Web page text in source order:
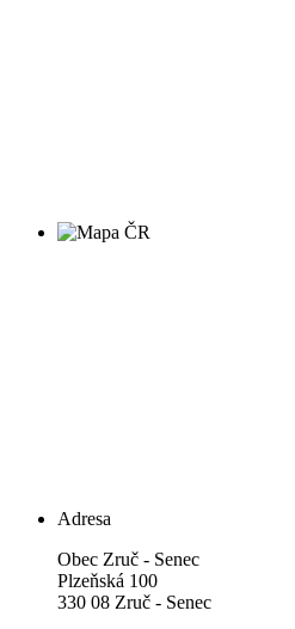
Adresa
Obec Zruč - Senec
Plzeňská 100
330 08 Zruč - Senec